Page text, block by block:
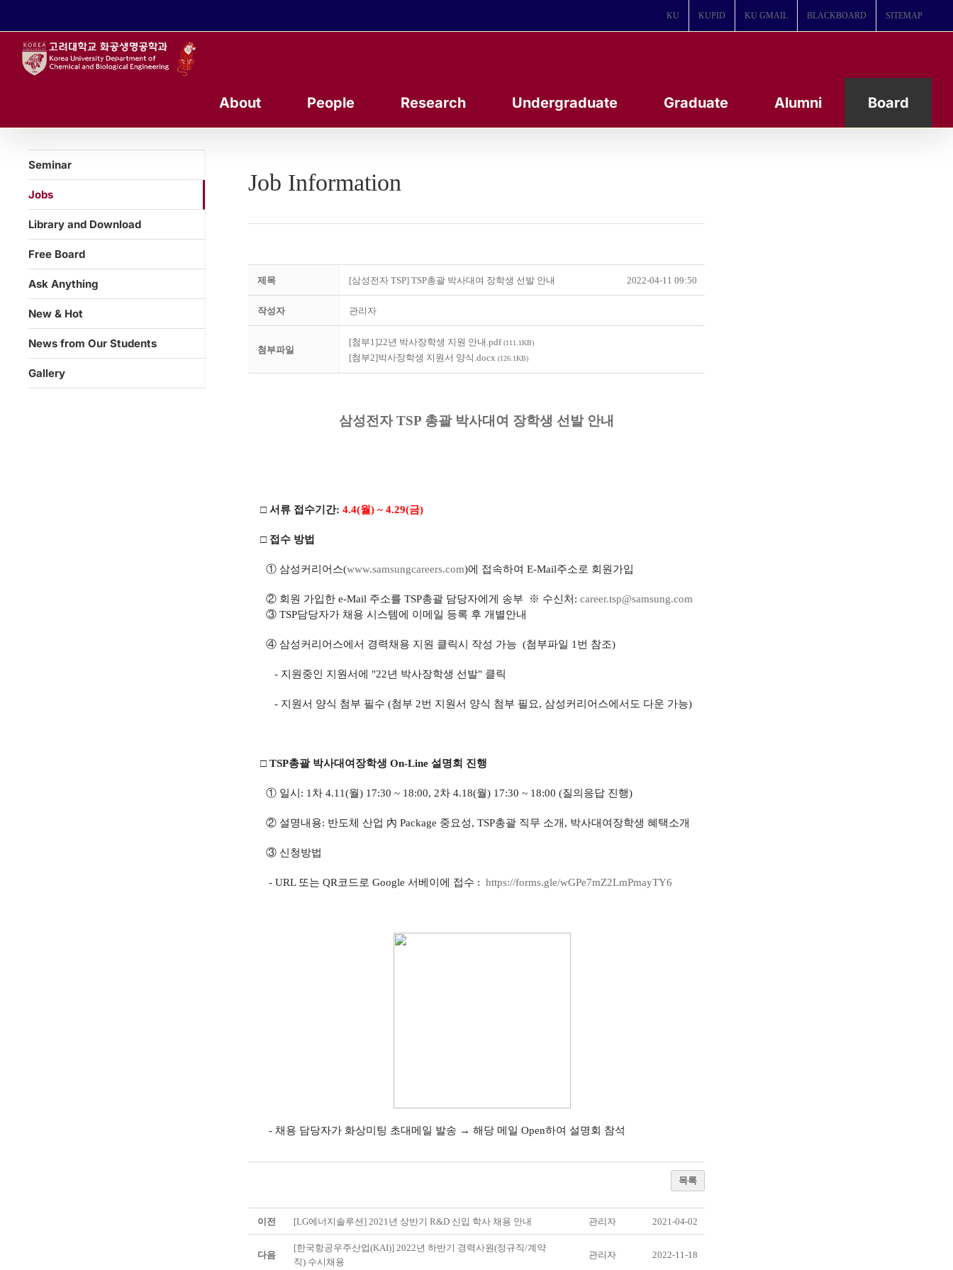
KU KUPID KU GMAIL BLACKBOARD SITEMAP
About People Research Undergraduate Graduate Alumni Board
Job Information
제목 [삼성전자 TSP] TSP총괄 박사대여 장학생 선발 안내 2022-04-11 09:50
작성자 관리자
첨부파일
[첨부1]22년 박사장학생 지원 안내.pdf(111.1KB)
[첨부2]박사장학생 지원서 양식.docx (126.1KB)
삼성전자 TSP 총괄 박사대여 장학생 선발 안내
□ 서류 접수기간: 4.4(월) ~ 4.29(금)
□ 접수 방법
①삼성커리어스(www.samsungcareers.com)에 접속하여 E-Mail주소로 회원가입
② 회원 가입한 e-Mail 주소를 TSP총괄 담당자에게 송부 ※ 수신처: career.tsp@samsung.com
③ TSP담당자가 채용 시스템에 이메일 등록 후 개별안내
④ 삼성커리어스에서 경력채용 지원 클릭시 작성 가능 (첨부파일 1번 참조)
- 지원중인 지원서에 "22년 박사장학생 선발" 클릭
- 지원서 양식 첨부 필수 (첨부 2번 지원서 양식 첨부 필요, 삼성커리어스에서도 다운 가능)
□ TSP총괄 박사대여장학생 On-Line 설명회 진행
① 일시: 1차 4.11(월) 17:30 ~ 18:00, 2차 4.18(월) 17:30 ~ 18:00 (질의응답 진행)
② 설명내용: 반도체 산업 內 Package 중요성, TSP총괄 직무 소개, 박사대여장학생 혜택소개
③ 신청방법
- URL 또는 QR코드로 Google 서베이에 접수 : https://forms.gle/wGPe7mZ2LmPmayTY6
- 채용 담당자가 화상미팅 초대메일 발송 → 해당 메일 Open하여 설명회 참석
목록
이전 [LG에너지솔루션] 2021년 상반기 R&D 신입 학사 채용 안내 관리자 2021-04-02
다음
[한국항공우주산업(KAI)] 2022년 하반기 경력사원(정규직/계약
직) 수시채용
관리자 2022-11-18
Seminar
Jobs
Library and Download
Free Board
Ask Anything
New & Hot
News from Our Students
Gallery